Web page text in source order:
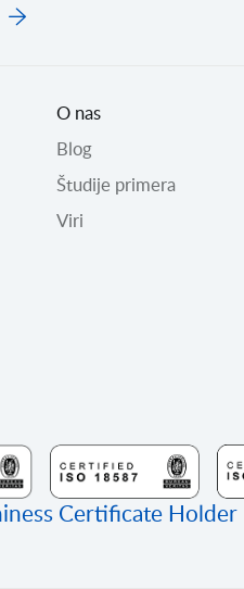
O nas
Blog
Študije primera
Viri